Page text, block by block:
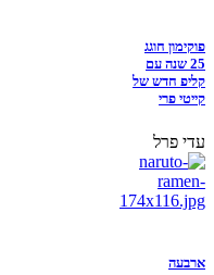
פוקימון חוגג
25 שנה עם
קליפ חדש של
קייטי פרי
עדי פרל
ארבעה